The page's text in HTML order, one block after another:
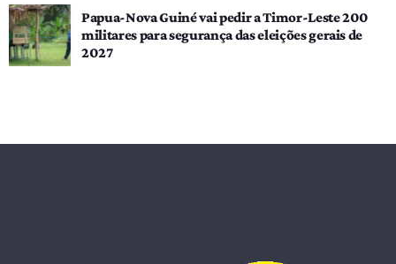
Papua-Nova Guiné vai pedir a Timor-Leste 200
militares para segurança das eleições gerais de
2027